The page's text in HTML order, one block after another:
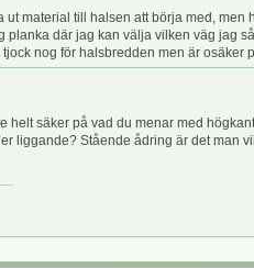
ut material till halsen att börja med,
planka där jag kan välja vilken väg jag
tjock nog för halsbredden men är osäker
helt säker på vad du menar med
liggande? Stående ådring är det man